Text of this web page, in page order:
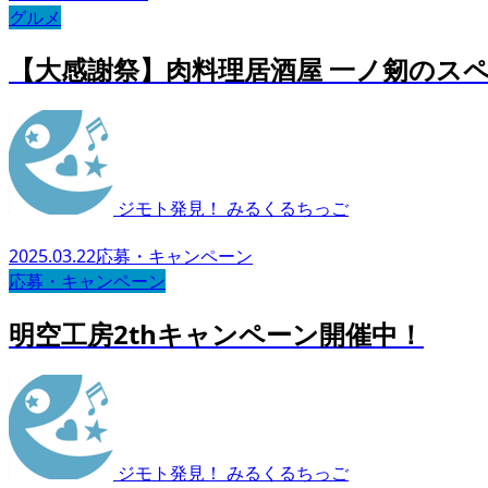
グルメ
【大感謝祭】肉料理居酒屋 一ノ剱のス
ジモト発見！ みるくるちっご
2025.03.22応募・キャンペーン
応募・キャンペーン
明空工房2thキャンペーン開催中！
ジモト発見！ みるくるちっご